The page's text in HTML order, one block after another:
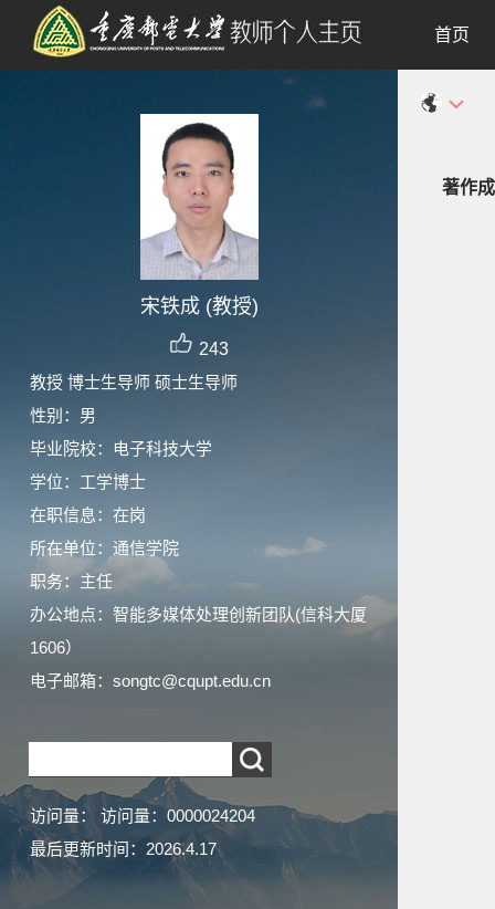
宋铁成 (教授)
243
教授 博士生导师 硕士生导师
性别：男
毕业院校：电子科技大学
学位：工学博士
在职信息：在岗
所在单位：通信学院
职务：主任
办公地点：智能多媒体处理创新团队(信科大厦
1606）
电子邮箱： songtc@cqupt.edu.cn
访问量： 访问量： 0000024204
最后更新时间： 2026.4.17
首页
著作